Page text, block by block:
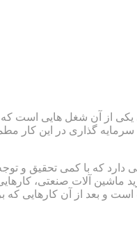
یکی از آن شغل هایی است
گذاری در این کار
که با کمی تحقیق و
آلات صنعتی،
است و بعد از آن کارهایی